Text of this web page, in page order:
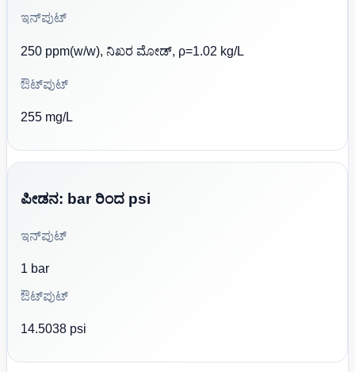
ಇನ್‌ಪುಟ್
250 ppm(w/w), ನಿಖರ ಮೋಡ್, ρ=1.02 kg/L
ಔಟ್‌ಪುಟ್
255 mg/L
ಪೀಡನ: bar ರಿಂದ psi
ಇನ್‌ಪುಟ್
1 bar
ಔಟ್‌ಪುಟ್
14.5038 psi